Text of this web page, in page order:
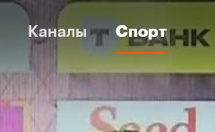
Каналы Спорт
Каналы Спорт